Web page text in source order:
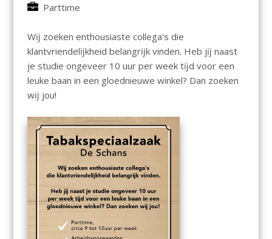
Parttime
Wĳ zoeken enthousiaste collega's die
klantvriendelĳkheid belangrĳk vinden. Heb jĳ naast
je studie ongeveer 10 uur per week tĳd voor een
leuke baan in een gloednieuwe winkel? Dan zoeken
wĳ jou!